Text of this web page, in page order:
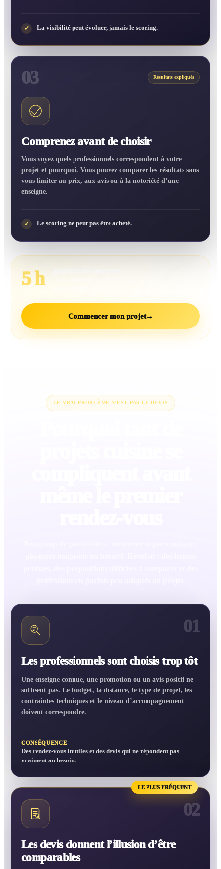
✓ La visibilité peut évoluer, jamais le scoring.
03 Résultats expliqués
Comprenez avant de choisir
Vous voyez quels professionnels correspondent à votre
projet et pourquoi. Vous pouvez comparer les résultats sans
vous limiter au prix, aux avis ou à la notoriété d’une
enseigne.
✓ Le scoring ne peut pas être acheté.
5 h
Commencer mon projet→
LE VRAI PROBLÈME N’EST PAS LE DEVIS
01
Les professionnels sont choisis trop tôt
Une enseigne connue, une promotion ou un avis positif ne
suffisent pas. Le budget, la distance, le type de projet, les
contraintes techniques et le niveau d’accompagnement
doivent correspondre.
CONSÉQUENCE
Des rendez-vous inutiles et des devis qui ne répondent pas
vraiment au besoin.
LE PLUS FRÉQUENT
02
Les devis donnent l’illusion d’être
comparables